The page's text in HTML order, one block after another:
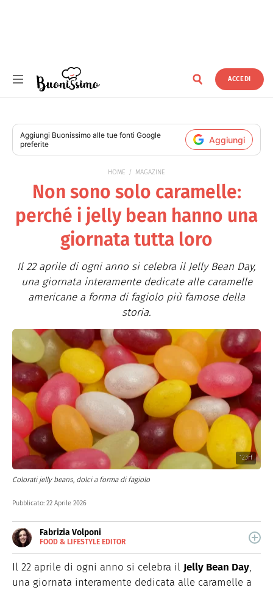
ACCEDI
Aggiungi Buonissimo alle tue fonti Google
preferite
Aggiungi
HOME MAGAZINE
Non sono solo caramelle:
perché i jelly bean hanno una
giornata tutta loro
Il 22 aprile di ogni anno si celebra il Jelly Bean Day,
una giornata interamente dedicate alle caramelle
americane a forma di fagiolo più famose della
storia.
123rf
Colorati jelly beans, dolci a forma di fagiolo
Pubblicato: 22 Aprile 2026
Fabrizia Volponi
FOOD & LIFESTYLE EDITOR
Nata nella città delle 100 torri, è laureata in Scienze
Storiche. Curiosa e schietta, scrive di lifestyle, food e
green dal 2018.
Il 22 aprile di ogni anno si celebra il Jelly Bean Day,
una giornata interamente dedicata alle caramelle a